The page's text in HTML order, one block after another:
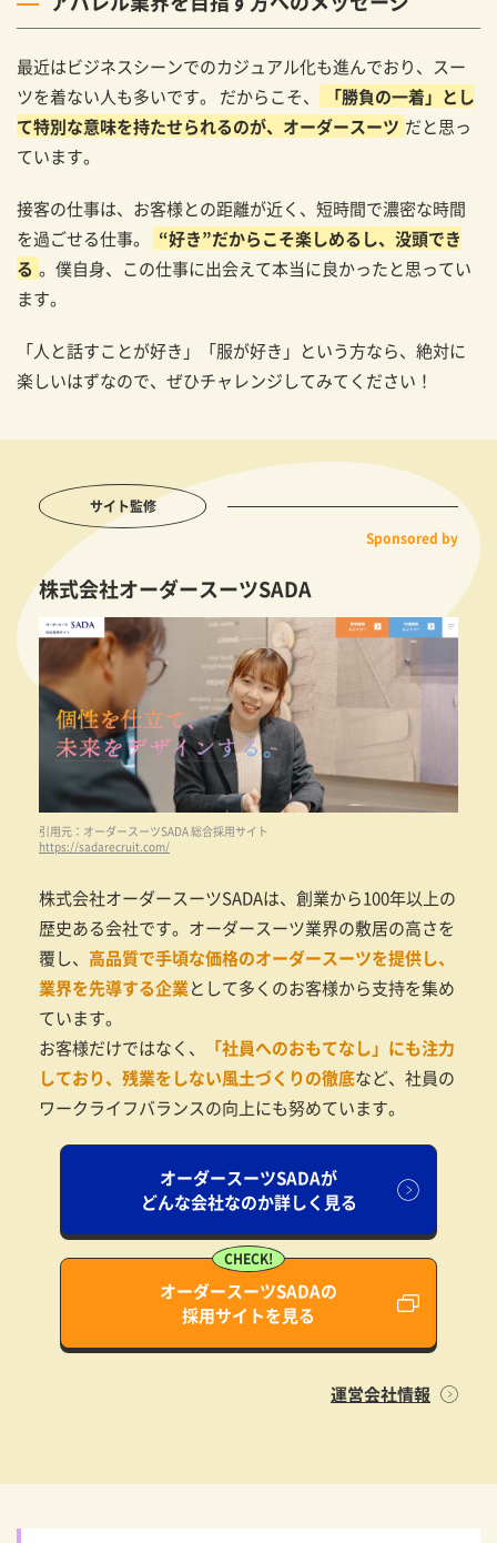
最近はビジネスシーンでのカジュアル化も進んでおり、スー
ツを着ない人も多いです。 だからこそ、
「勝負の一着」とし
て特別な意味を持たせられるのが、オーダースーツ だと思っ
ています。
接客の仕事は、お客様との距離が近く、短時間で濃密な時間
を過ごせる仕事。
“好き”だからこそ楽しめるし、没頭でき
る 。僕自身、この仕事に出会えて本当に良かったと思ってい
ます。
「人と話すことが好き」「服が好き」という方なら、絶対に
楽しいはずなので、ぜひチャレンジしてみてください！
サイト監修
Sponsored by
株式会社オーダースーツSADA
引用元：オーダースーツSADA 総合採用サイト
https://sadarecruit.com/
株式会社オーダースーツSADAは、創業から100年以上の
歴史ある会社です。オーダースーツ業界の敷居の高さを
覆し、 高品質で手頃な価格のオーダースーツを提供し、
業界を先導する企業として多くのお客様から支持を集め
ています。
お客様だけではなく、
「社員へのおもてなし」にも注力
しており、残業をしない風土づくりの徹底など、社員の
ワークライフバランスの向上にも努めています。
オーダースーツSADAが
どんな会社なのか詳しく見る
オーダースーツSADAの
採用サイトを見る
運営会社情報